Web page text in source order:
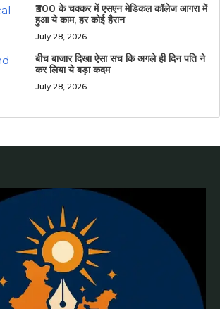
₹300 के चक्कर में एसएन मेडिकल कॉलेज आगरा में
हुआ ये काम, हर कोई हैरान
July 28, 2026
बीच बाजार दिखा ऐसा सच कि अगले ही दिन पति ने
कर लिया ये बड़ा कदम
July 28, 2026